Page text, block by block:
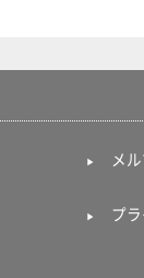
メ
プ